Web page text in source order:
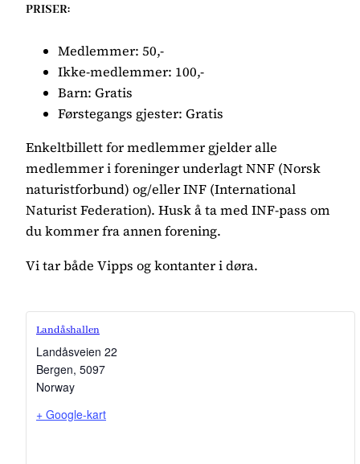
PRISER:
Medlemmer: 50,-
Ikke-medlemmer: 100,-
Barn: Gratis
Førstegangs gjester: Gratis
Enkeltbillett for medlemmer gjelder alle
medlemmer i foreninger underlagt NNF (Norsk
naturistforbund) og/eller INF (International
Naturist Federation). Husk å ta med INF-pass om
du kommer fra annen forening.
Vi tar både Vipps og kontanter i døra.
Landåshallen
Landåsveien 22
Bergen, 5097
Norway
+ Google-kart